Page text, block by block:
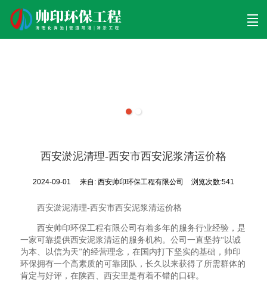
西安淤泥清理-西安市西安泥浆清运价格
2024-09-01 来自:西安帅印环保工程有限公司 浏览次数:541
西安淤泥清理-西安市西安泥浆清运价格
西安帅印环保工程有限公司有着多年的服务行业经验，是
一家可靠提供西安泥浆清运的服务机构。公司一直坚持“以诚
为本、以信为天”的经营理念，在国内打下坚实的基础，帅印
环保拥有一个高素质的可靠团队，长久以来获得了所需群体的
肯定与好评，在陕西、西安里是有着不错的口碑。